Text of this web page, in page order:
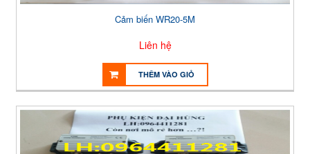
Cảm biến WR20-5M
Liên hệ
THÊM VÀO GIỎ